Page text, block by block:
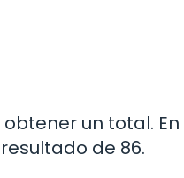
un total.
de 86.